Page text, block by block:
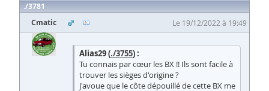
3781
Cmatic
Le 19/12/2022 à 19:49
Alias29 (./3755) :
Tu connais par cœur les BX !! Ils sont facile à
trouver les sièges d'origine ?
J'avoue que le côte dépouillé de cette BX me